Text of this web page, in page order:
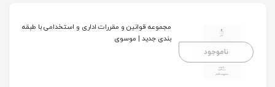
ناموجود
مجموعه قوانین و مقررات اداری و استخدامی با طبقه
بندی جدید | موسوی